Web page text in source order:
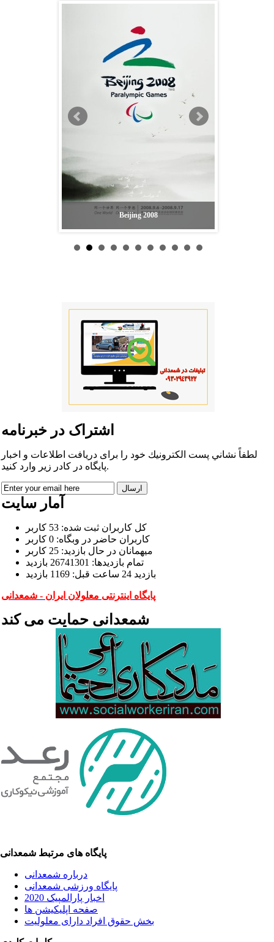
Beijing 2008
Barcelona 1992
اشتراک در خبرنامه
لطفاً نشاني پست الكترونيك خود را برای دريافت اطلاعات و اخبار
پايگاه در كادر زير وارد كنيد.
آمار سایت
كل کاربران ثبت شده: 53 کاربر
کاربران حاضر در وبگاه: 0 کاربر
ميهمانان در حال بازديد: 25 کاربر
تمام بازديد‌ها: 26741301 بازدید
بازديد 24 ساعت قبل: 1169 بازدید
پایگاه اینترنتی معلولان ایران - شمعدانی
شمعدانی حمایت می کند
پایگاه های مرتبط شمعدانی
درباره شمعدانی
پایگاه ورزشی شمعدانی
اخبار پارالمپیک 2020
صفحه اپلیکیشن ها
بخش حقوق افراد دارای معلولیت